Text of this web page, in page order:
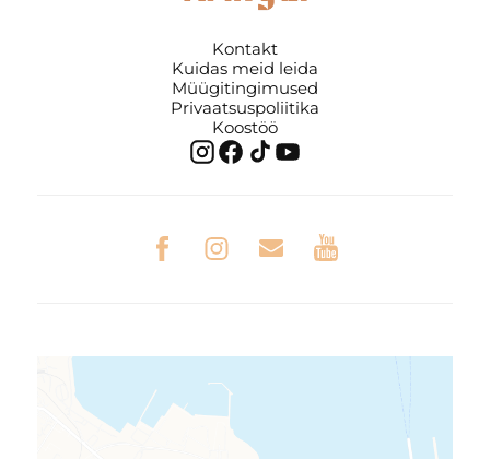
Kontakt
Kuidas meid leida
Müügitingimused
Privaatsuspoliitika
Koostöö